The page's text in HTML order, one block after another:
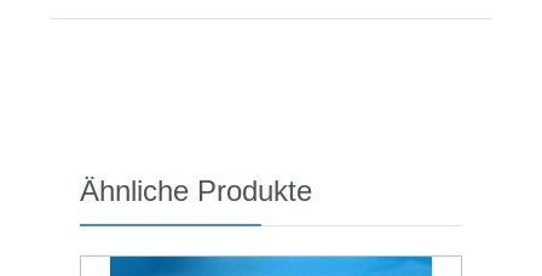
Produktgalerie überspringen
Ähnliche Produkte